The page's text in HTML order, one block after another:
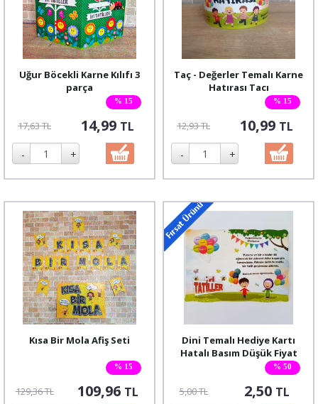
% 15
Uğur Böcekli Karne Kılıfı 3
parça
17,63 TL 14,99 TL
% 15
Taç - Değerler Temalı Karne
Hatırası Tacı
12,93 TL 10,99 TL
% 15
Kısa Bir Mola Afiş Seti
129,36 TL 109,96 TL
% 50
Dini Temalı Hediye Kartı
Hatalı Basım Düşük Fiyat
5,00 TL 2,50 TL